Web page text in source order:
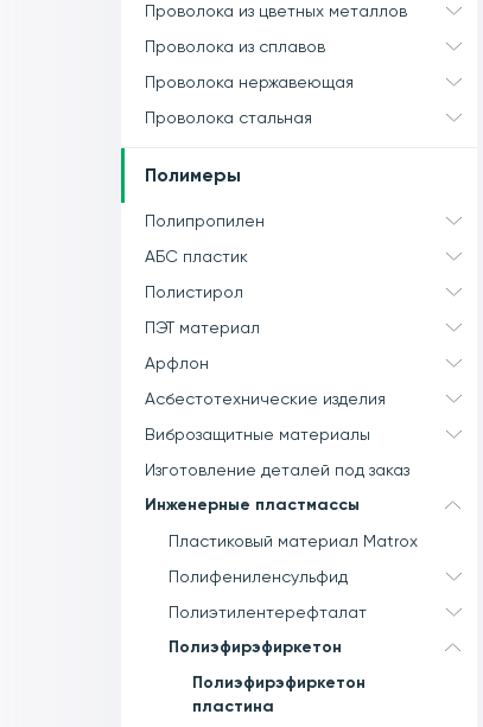
Проволока из цветных металлов
Проволока из сплавов
Проволока нержавеющая
Проволока стальная
Полимеры
Полипропилен
АБС пластик
Полистирол
ПЭТ материал
Арфлон
Асбестотехнические изделия
Виброзащитные материалы
Изготовление деталей под заказ
Инженерные пластмассы
Пластиковый материал Matrox
Полифениленсульфид
Полиэтилентерефталат
Полиэфирэфиркетон
Полиэфирэфиркетон
пластина